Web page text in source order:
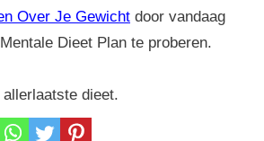
Over Je Gewicht door vandaag
Dieet Plan te proberen.
dieet.